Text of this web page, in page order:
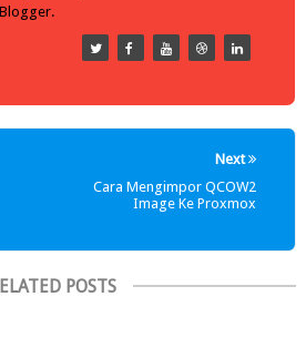
Blogger.
Next
Cara Mengimpor QCOW2
Image Ke Proxmox
POSTS